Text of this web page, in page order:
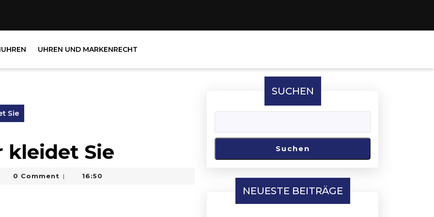
UHREN UND MARKENRECHT
Sie
kleidet Sie
0 Comment | 16:50
SUCHEN
Suchen
NEUESTE BEITRÄGE